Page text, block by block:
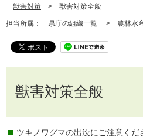
獣害対策 > 獣害対策全般
担当所属： 県庁の組織一覧 > 農林水
獣害対策全般
ツキノワグマの出没にご注意くだ